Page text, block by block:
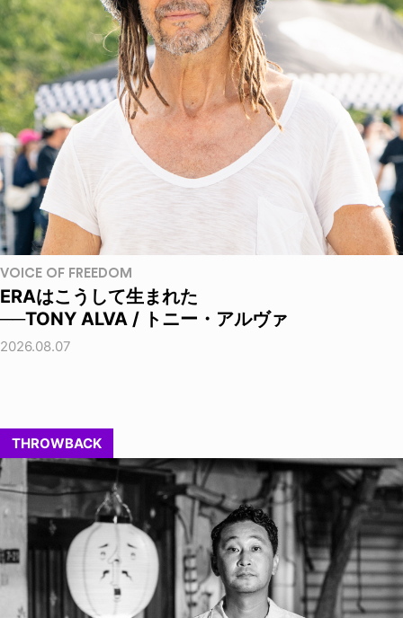
VOICE OF FREEDOM
ERAはこうして生まれた
──TONY ALVA / トニー・アルヴァ
2026.08.07
THROWBACK